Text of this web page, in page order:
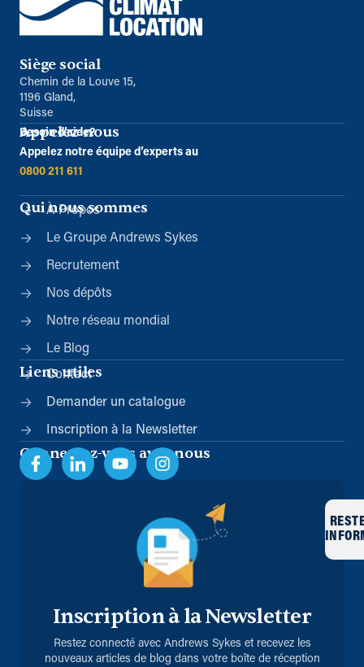
Siège social
Chemin de la Louve 15,
1196 Gland,
Suisse
Appelez-nous
Besoin d’aide?
Appelez notre équipe d’experts au
0800 211 611
Qui nous sommes
À Propos
Le Groupe Andrews Sykes
Recrutement
Nos dépôts
Notre réseau mondial
Le Blog
Liens utiles
Contact
Demander un catalogue
Inscription à la Newsletter
Connectez-vous avec nous
Inscription à la Newsletter
Restez connecté avec Andrews Sykes et recevez les
nouveaux articles de blog dans votre boîte de réception